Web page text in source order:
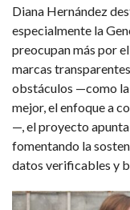
Diana Hernández
especialmente la
preocupan más por
marcas
obstáculos —como la
mejor, el enfoque a
—, el proyecto
fomentando la
datos verificables y